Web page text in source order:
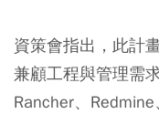
資策會指出，此計
兼顧工程與管理需
Rancher、